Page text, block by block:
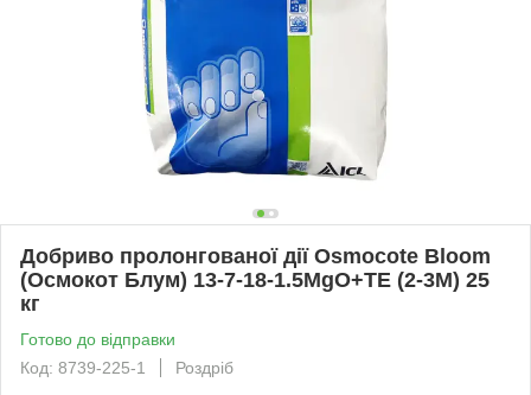
Добриво пролонгованої дії Osmocote Bloom
(Осмокот Блум) 13-7-18-1.5MgO+TE (2-3M) 25
кг
Готово до відправки
Код: 8739-225-1
Роздріб